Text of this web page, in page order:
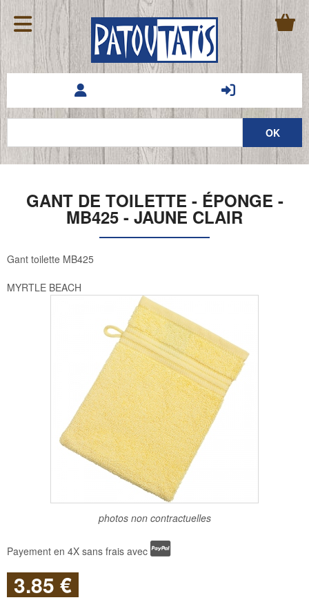
GANT DE TOILETTE - ÉPONGE -
MB425 - JAUNE CLAIR
Gant toilette MB425
MYRTLE BEACH
photos non contractuelles
Payement en 4X sans frais avec
3.85 €